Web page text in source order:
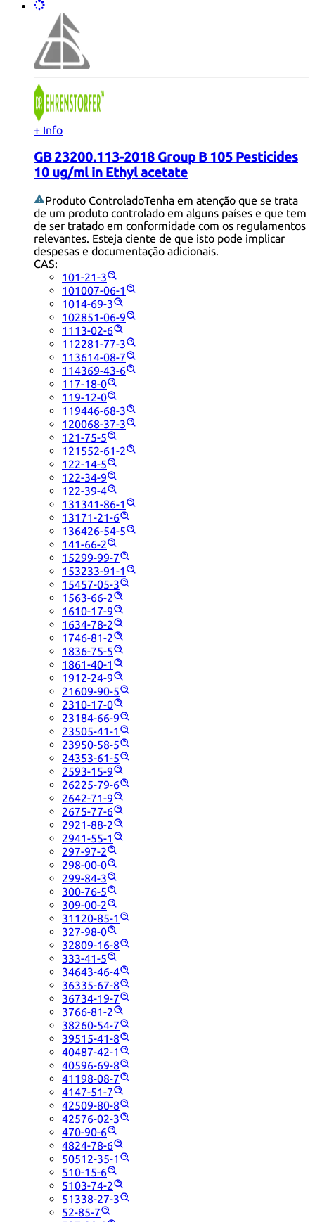
+ Info
GB 23200.113-2018 Group B 105 Pesticides
10 ug/ml in Ethyl acetate
Produto ControladoTenha em atenção que se trata
de um produto controlado em alguns países e que tem
de ser tratado em conformidade com os regulamentos
relevantes. Esteja ciente de que isto pode implicar
despesas e documentação adicionais.
CAS:
101-21-3
101007-06-1
1014-69-3
102851-06-9
1113-02-6
112281-77-3
113614-08-7
114369-43-6
117-18-0
119-12-0
119446-68-3
120068-37-3
121-75-5
121552-61-2
122-14-5
122-34-9
122-39-4
131341-86-1
13171-21-6
136426-54-5
141-66-2
15299-99-7
153233-91-1
15457-05-3
1563-66-2
1610-17-9
1634-78-2
1746-81-2
1836-75-5
1861-40-1
1912-24-9
21609-90-5
2310-17-0
23184-66-9
23505-41-1
23950-58-5
24353-61-5
2593-15-9
26225-79-6
2642-71-9
2675-77-6
2921-88-2
2941-55-1
297-97-2
298-00-0
299-84-3
300-76-5
309-00-2
31120-85-1
327-98-0
32809-16-8
333-41-5
34643-46-4
36335-67-8
36734-19-7
3766-81-2
38260-54-7
39515-41-8
40487-42-1
40596-69-8
41198-08-7
4147-51-7
42509-80-8
42576-02-3
470-90-6
4824-78-6
50512-35-1
510-15-6
5103-74-2
51338-27-3
52-85-7